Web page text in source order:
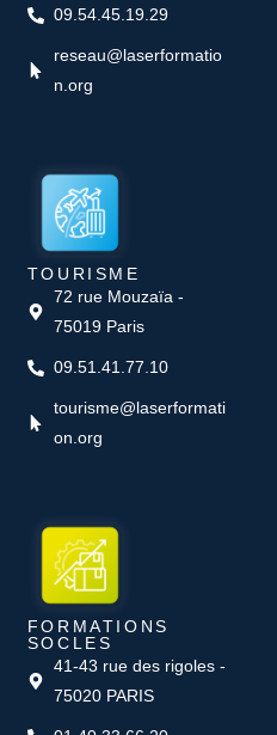
09.54.45.19.29
reseau@laserformatio
n.org
TOURISME
72 rue Mouzaïa -
75019 Paris
09.51.41.77.10
tourisme@laserformati
on.org
FORMATIONS
SOCLES
41-43 rue des rigoles -
75020 PARIS